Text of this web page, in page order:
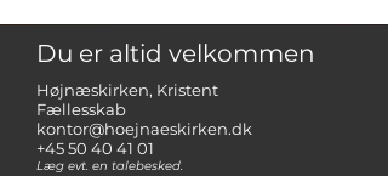
Du er altid velkommen
Højnæskirken, Kristent
Fællesskab
kontor@hoejnaeskirken.dk
+45 50 40 41 01
Læg evt. en talebesked.